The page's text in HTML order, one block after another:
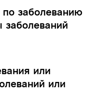
заболеванию
или
или